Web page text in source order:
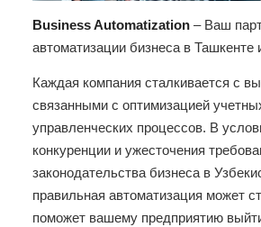
Business Automatization – Ваш
автоматизации бизнеса в Ташкенте
Каждая компания сталкивается с
связанными с оптимизацией
управленческих процессов. В
конкуренции и ужесточения
законодательства бизнеса в
правильная автоматизация может
поможет вашему предприятию